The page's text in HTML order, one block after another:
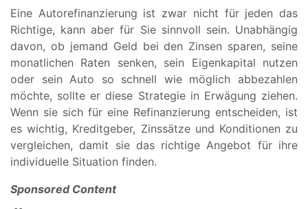
Eine Autorefinanzierung ist zwar nicht für jeden das
Richtige, kann aber für Sie sinnvoll sein. Unabhängig
davon, ob jemand Geld bei den Zinsen sparen, seine
monatlichen Raten senken, sein Eigenkapital nutzen
oder sein Auto so schnell wie möglich abbezahlen
möchte, sollte er diese Strategie in Erwägung ziehen.
Wenn sie sich für eine Refinanzierung entscheiden, ist
es wichtig, Kreditgeber, Zinssätze und Konditionen zu
vergleichen, damit sie das richtige Angebot für ihre
individuelle Situation finden.
Sponsored Content